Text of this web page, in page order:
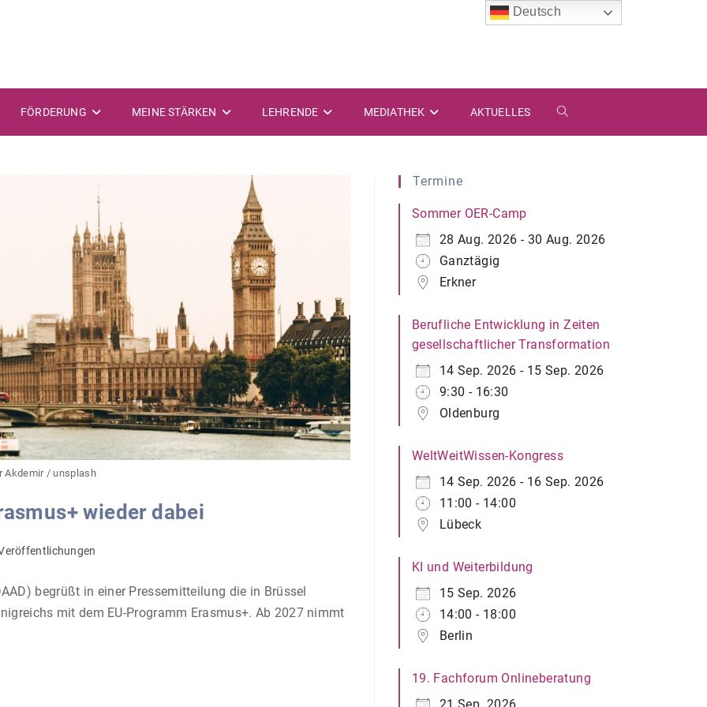
FÖRDERUNG MEINE STÄRKEN LEHRENDE MEDIATHEK AKTUELLES WEBSITE-
Akdemir / unsplash
wieder dabei
begrüßt in einer Pressemitteilung die in Brüssel
mit dem EU-Programm Erasmus+. Ab 2027 nimmt
Termine
Sommer OER-Camp
28 Aug. 2026 - 30 Aug. 2026
Ganztägig
Erkner
Berufliche Entwicklung in Zeiten
gesellschaftlicher Transformation
14 Sep. 2026 - 15 Sep. 2026
9:30 - 16:30
Oldenburg
WeltWeitWissen-Kongress
14 Sep. 2026 - 16 Sep. 2026
11:00 - 14:00
Lübeck
KI und Weiterbildung
15 Sep. 2026
14:00 - 18:00
Berlin
19. Fachforum Onlineberatung
Deutsch